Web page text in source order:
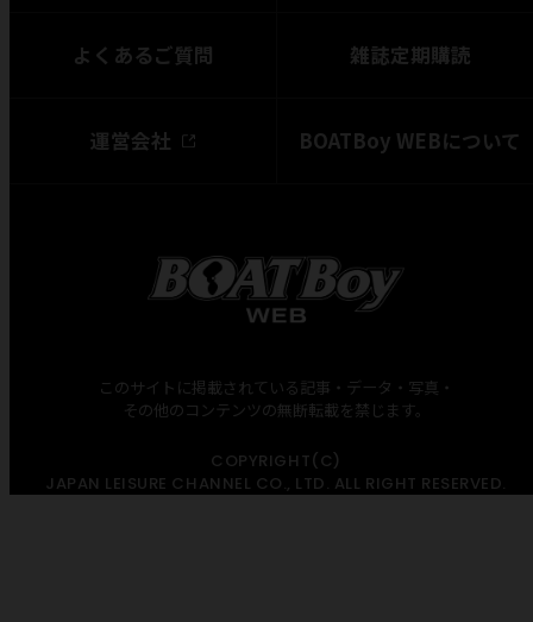
よくあるご質問 雑誌定期購読
運営会社 BOATBoy WEBについて
このサイトに掲載されている記事・データ・写真・
その他のコンテンツの無断転載を禁じます。
COPYRIGHT(C)
JAPAN LEISURE CHANNEL CO., LTD. ALL RIGHT RESERVED.